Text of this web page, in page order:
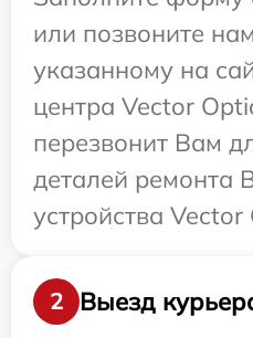
или позвоните
указанному на
центра Vector
перезвонит Вам
деталей ремонта
устройства Vector
2 Выезд